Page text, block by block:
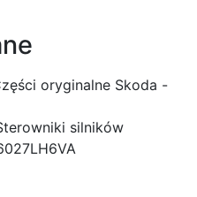
oryginalne Skoda -
silników